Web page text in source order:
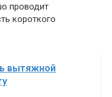
проводит
короткого
вытяжной